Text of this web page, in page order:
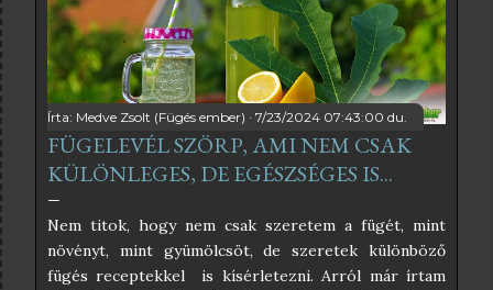
Írta: Medve Zsolt (Fügés ember) 7/23/2024 07:43:00 du.
FÜGELEVÉL SZÖRP, AMI NEM CSAK
KÜLÖNLEGES, DE EGÉSZSÉGES IS...
Nem titok, hogy nem csak szeretem a fügét, mint
növényt, mint gyümölcsöt, de szeretek különböző
fügés receptekkel is kísérletezni. Arról már írtam